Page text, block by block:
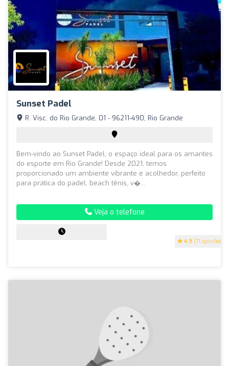
Sunset Padel
4.9 (71 opiniões)
R. Visc. do Rio Grande, 01 - 96211-490, Rio Grande
Bem-vindo ao Sunset Padel, o espaço ideal para os amantes
do esporte em Rio Grande! Desde 2021, temos
proporcionado um ambiente vibrante e acolhedor, perfeito
para prática do padel, beach tênis, v�...
Veja o telefone